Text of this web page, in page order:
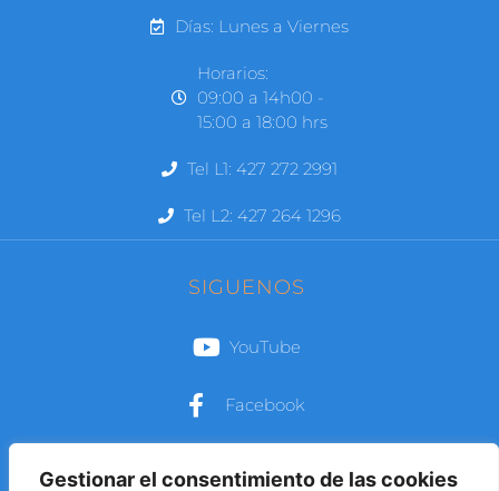
Gestionar el consentimiento de las cookies
Días: Lunes a Viernes
Horarios:
09:00 a 14h00 -
15:00 a 18:00 hrs
Tel L1: 427 272 2991
Tel L2: 427 264 1296
SIGUENOS
YouTube
Facebook